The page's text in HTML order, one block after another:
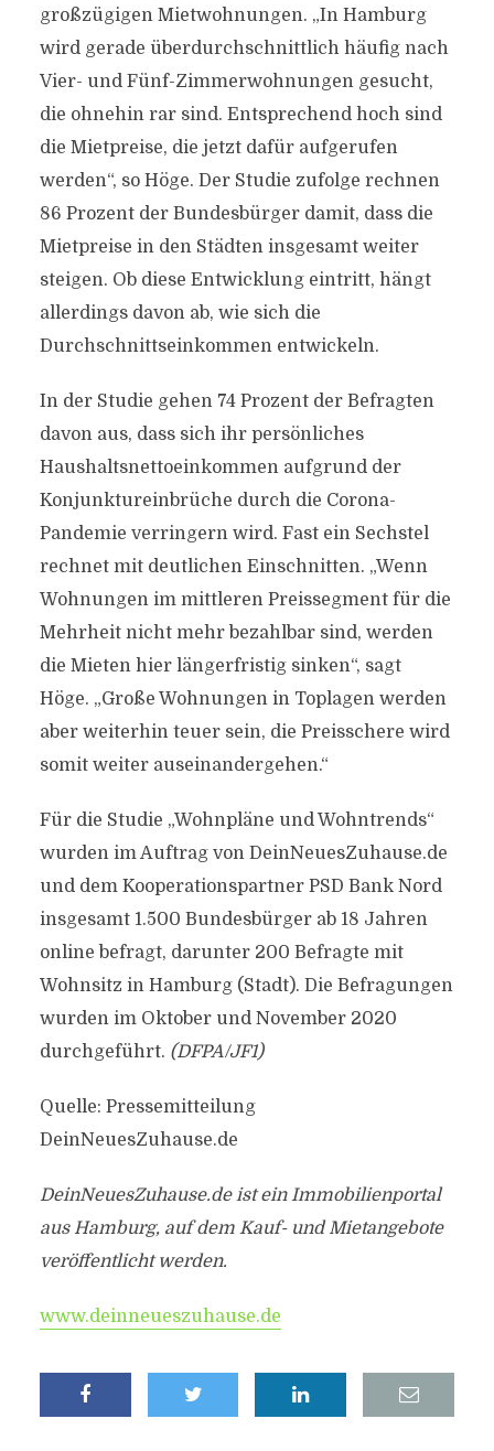
großzügigen Mietwohnungen. „In Hamburg
wird gerade überdurchschnittlich häufig nach
Vier- und Fünf-Zimmerwohnungen gesucht,
die ohnehin rar sind. Entsprechend hoch sind
die Mietpreise, die jetzt dafür aufgerufen
werden“, so Höge. Der Studie zufolge rechnen
86 Prozent der Bundesbürger damit, dass die
Mietpreise in den Städten insgesamt weiter
steigen. Ob diese Entwicklung eintritt, hängt
allerdings davon ab, wie sich die
Durchschnittseinkommen entwickeln.
In der Studie gehen 74 Prozent der Befragten
davon aus, dass sich ihr persönliches
Haushaltsnettoeinkommen aufgrund der
Konjunktureinbrüche durch die Corona-
Pandemie verringern wird. Fast ein Sechstel
rechnet mit deutlichen Einschnitten. „Wenn
Wohnungen im mittleren Preissegment für die
Mehrheit nicht mehr bezahlbar sind, werden
die Mieten hier längerfristig sinken“, sagt
Höge. „Große Wohnungen in Toplagen werden
aber weiterhin teuer sein, die Preisschere wird
somit weiter auseinandergehen.“
Für die Studie „Wohnpläne und Wohntrends“
wurden im Auftrag von DeinNeuesZuhause.de
und dem Kooperationspartner PSD Bank Nord
insgesamt 1.500 Bundesbürger ab 18 Jahren
online befragt, darunter 200 Befragte mit
Wohnsitz in Hamburg (Stadt). Die Befragungen
wurden im Oktober und November 2020
durchgeführt. (DFPA/JF1)
Quelle: Pressemitteilung
DeinNeuesZuhause.de
DeinNeuesZuhause.de ist ein Immobilienportal
aus Hamburg, auf dem Kauf- und Mietangebote
veröffentlicht werden.
www.deinneueszuhause.de